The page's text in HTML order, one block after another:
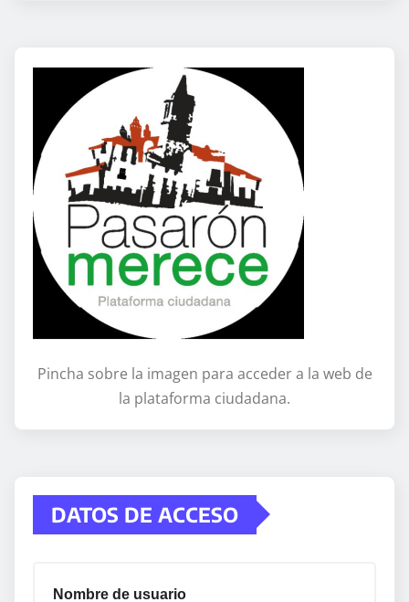
Pincha sobre la imagen para acceder a la web de
la plataforma ciudadana.
DATOS DE ACCESO
Nombre de usuario